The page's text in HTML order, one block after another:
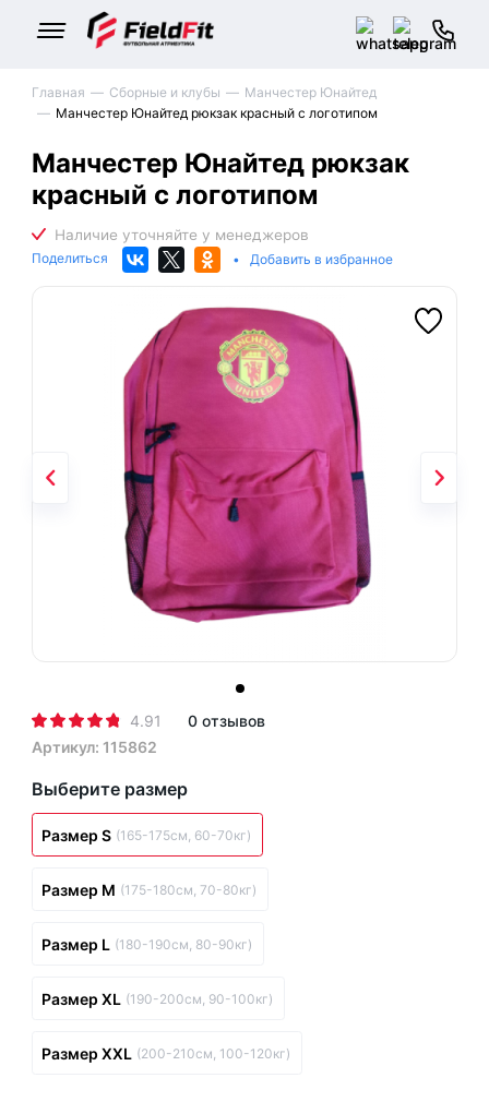
Главная Сборные и клубы
Манчестер Юнайтед
Манчестер Юнайтед рюкзак красный с логотипом
Манчестер Юнайтед рюкзак
красный с логотипом
Поделиться • Добавить в избранное
4.91
0 отзывов
Артикул: 115862
Выберите размер
Размер S (165-175см, 60-70кг)
Размер M (175-180см, 70-80кг)
Размер L (180-190см, 80-90кг)
Размер XL (190-200см, 90-100кг)
Размер XXL (200-210см, 100-120кг)